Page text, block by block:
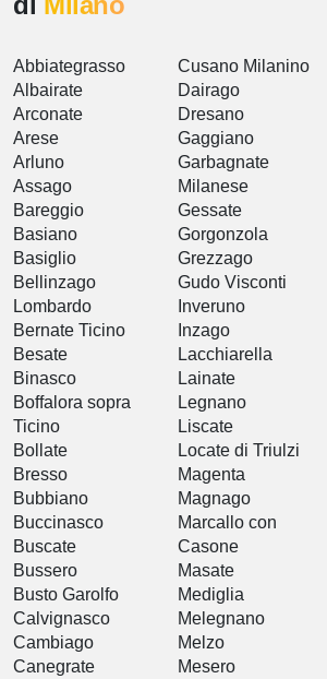
Abbiategrasso
Albairate
Arconate
Arese
Arluno
Assago
Bareggio
Basiano
Basiglio
Bellinzago
Lombardo
Bernate Ticino
Besate
Binasco
Boffalora sopra
Ticino
Bollate
Bresso
Bubbiano
Buccinasco
Buscate
Bussero
Busto Garolfo
Calvignasco
Cambiago
Canegrate
Cusano Milanino
Dairago
Dresano
Gaggiano
Garbagnate
Milanese
Gessate
Gorgonzola
Grezzago
Gudo Visconti
Inveruno
Inzago
Lacchiarella
Lainate
Legnano
Liscate
Locate di Triulzi
Magenta
Magnago
Marcallo con
Casone
Masate
Mediglia
Melegnano
Melzo
Mesero